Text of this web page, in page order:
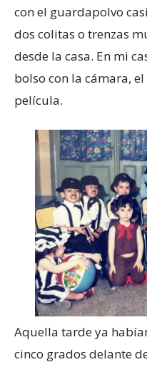
con el guardapolvo
dos colitas o trenzas
desde la casa. En mi
bolso con la cámara,
película.
Aquella tarde ya
cinco grados delante